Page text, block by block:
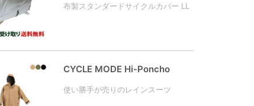
布製スタンダードサイクルカバー LL
CYCLE MODE Hi-Poncho
使い勝手が売りのレインスーツ